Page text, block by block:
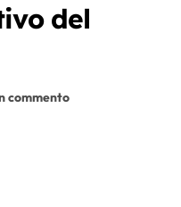
del
commento